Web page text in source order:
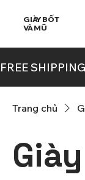
GIÀY BỐT
VÀ MŨ
Trang chủ